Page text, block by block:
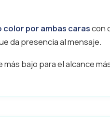
color por ambas carascon
da presencia al mensaje.
bajo para el alcance